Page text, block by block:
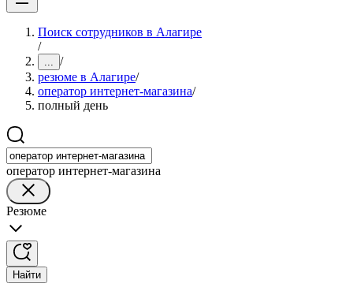
Поиск сотрудников в Алагире
/
... /
резюме в Алагире/
оператор интернет-магазина/
полный день
оператор интернет-магазина
Резюме
Найти